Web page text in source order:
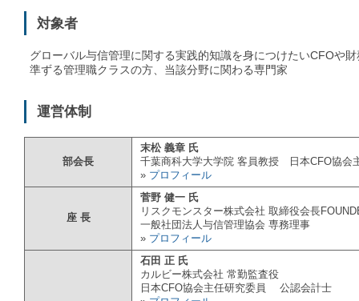
対象者
グローバル与信管理に関する実践的知識を身につけたいCFOや
準ずる管理職クラスの方、当該分野に関わる専門家
運営体制
部会長
末松 義章 氏
千葉商科大学大学院 客員教授 日本CFO協会
» プロフィール
座 長
菅野 健一 氏
リスクモンスター株式会社 取締役会長
一般社団法人与信管理協会 専務理事
» プロフィール
石田 正 氏
カルビー株式会社 常勤監査役
日本CFO協会主任研究委員 公認会計士